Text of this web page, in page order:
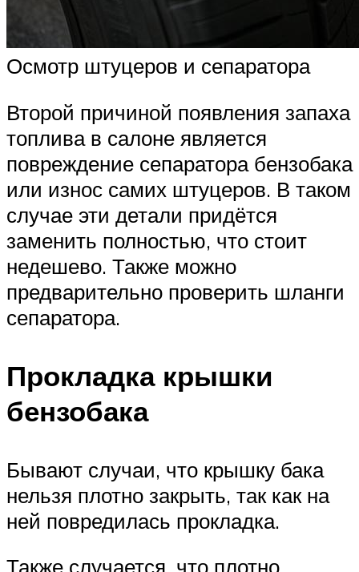
Осмотр штуцеров и сепаратора
Второй причиной появления запаха
топлива в салоне является
повреждение сепаратора бензобака
или износ самих штуцеров. В таком
случае эти детали придётся
заменить полностью, что стоит
недешево. Также можно
предварительно проверить шланги
сепаратора.
Прокладка крышки
бензобака
Бывают случаи, что крышку бака
нельзя плотно закрыть, так как на
ней повредилась прокладка.
Также случается, что плотно